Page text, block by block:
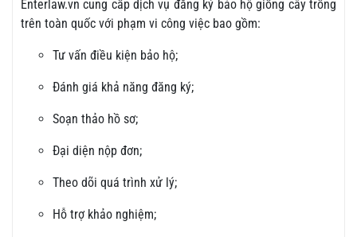
Enterlaw.vn cung cấp dịch vụ đăng ký bảo hộ giống cây trồng
trên toàn quốc với phạm vi công việc bao gồm:
Tư vấn điều kiện bảo hộ;
Đánh giá khả năng đăng ký;
Soạn thảo hồ sơ;
Đại diện nộp đơn;
Theo dõi quá trình xử lý;
Hỗ trợ khảo nghiệm;